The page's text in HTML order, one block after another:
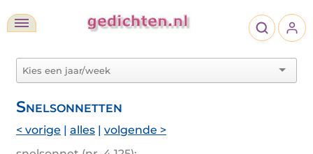
Snelsonnetten
< vorige | alles | volgende >